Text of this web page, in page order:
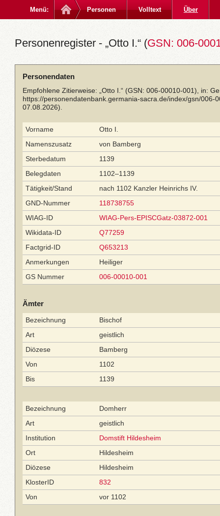
Menü: Personen Volltext Über
Personenregister - „Otto I.“ (GSN: 006-
Personendaten
Empfohlene Zitierweise: „Otto I.“ (GSN: 006-00010-001), in:
https://personendatenbank.germania-sacra.de/index/gsn/006-
07.08.2026).
Vorname
Otto I.
Namenszusatz
von Bamberg
Sterbedatum
1139
Belegdaten
1102–1139
Tätigkeit/Stand
nach 1102 Kanzler Heinrichs IV.
GND-Nummer
118738755
WIAG-ID
WIAG-Pers-EPISCGatz-03872-001
Wikidata-ID
Q77259
Factgrid-ID
Q653213
Anmerkungen
Heiliger
GS Nummer
006-00010-001
Ämter
Bezeichnung
Bischof
Art
geistlich
Diözese
Bamberg
Von
1102
Bis
1139
Bezeichnung
Domherr
Art
geistlich
Institution
Domstift Hildesheim
Ort
Hildesheim
Diözese
Hildesheim
KlosterID
832
Von
vor 1102